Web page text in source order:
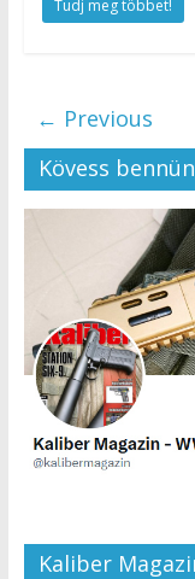
Tudj meg többet!
← Previous
Kövess
Kaliber